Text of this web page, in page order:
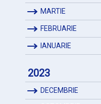
MARTIE
FEBRUARIE
IANUARIE
2023
DECEMBRIE